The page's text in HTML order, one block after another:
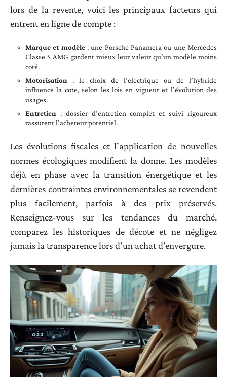
lors de la revente, voici les principaux facteurs qui
entrent en ligne de compte :
Marque et modèle: une Porsche Panamera ou une Mercedes
Classe S AMG gardent mieux leur valeur qu’un modèle moins
coté.
Motorisation : le choix de l’électrique ou de l’hybride
influence la cote, selon les lois en vigueur et l’évolution des
usages.
Entretien : dossier d’entretien complet et suivi rigoureux
rassurent l’acheteur potentiel.
Les évolutions fiscales et l’application de nouvelles
normes écologiques modifient la donne. Les modèles
déjà en phase avec la transition énergétique et les
dernières contraintes environnementales se revendent
plus facilement, parfois à des prix préservés.
Renseignez-vous sur les tendances du marché,
comparez les historiques de décote et ne négligez
jamais la transparence lors d’un achat d’envergure.